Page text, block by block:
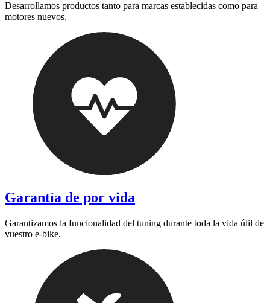
Desarrollamos productos tanto para marcas establecidas como para
motores nuevos.
Garantía de por vida
Garantizamos la funcionalidad del tuning durante toda la vida útil de
vuestro e-bike.